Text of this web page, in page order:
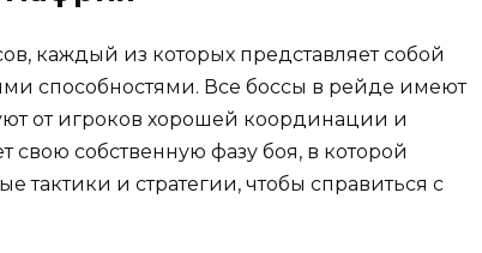
каждый из которых представляет собой
способностями. Все боссы в рейде имеют
от игроков хорошей координации и
собственную фазу боя, в которой
тактики и стратегии, чтобы справиться с